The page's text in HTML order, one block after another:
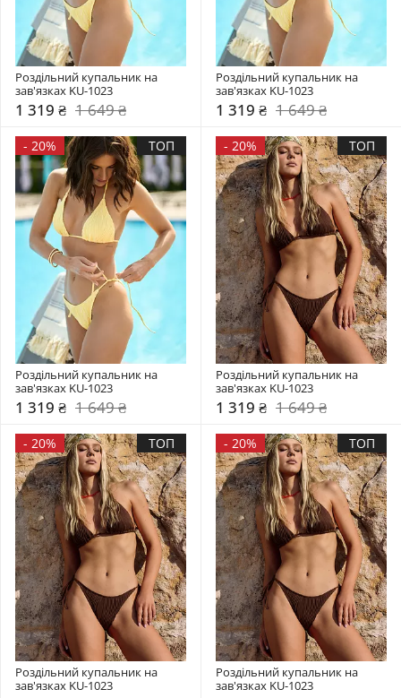
Роздільний купальник на
зав'язках KU-1023
1 319 ₴ 1 649 ₴
Роздільний купальник на
зав'язках KU-1023
1 319 ₴ 1 649 ₴
- 20% ТОП
Роздільний купальник на
зав'язках KU-1023
1 319 ₴ 1 649 ₴
- 20% ТОП
Роздільний купальник на
зав'язках KU-1023
1 319 ₴ 1 649 ₴
- 20% ТОП
Роздільний купальник на
зав'язках KU-1023
- 20% ТОП
Роздільний купальник на
зав'язках KU-1023